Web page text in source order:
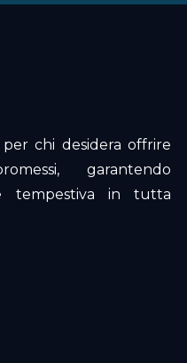
chi desidera offrire
garantendo
tempestiva in tutta